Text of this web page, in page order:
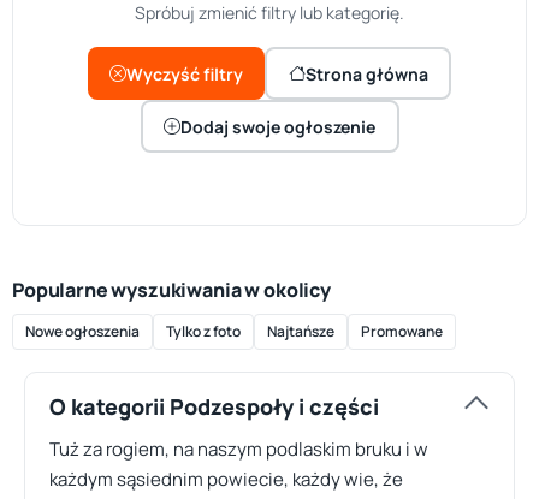
Spróbuj zmienić filtry lub kategorię.
Wyczyść filtry Strona główna
Dodaj swoje ogłoszenie
Popularne wyszukiwania w okolicy
Nowe ogłoszenia Tylko z foto Najtańsze Promowane
O kategorii Podzespoły i części
Tuż za rogiem, na naszym podlaskim bruku i w
każdym sąsiednim powiecie, każdy wie, że